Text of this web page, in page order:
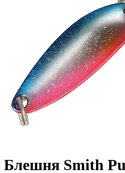
Блешня Smith